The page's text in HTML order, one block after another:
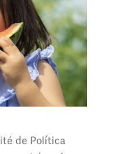
de Política